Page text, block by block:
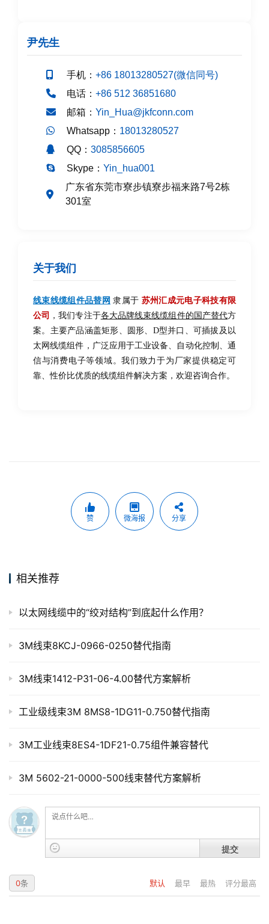
尹先生
手机： +86 18013280527(微信同号)
电话： +86 512 36851680
邮箱： Yin_Hua@jkfconn.com
Whatsapp： 18013280527
QQ： 3085856605
Skype： Yin_hua001
广东省东莞市寮步镇寮步福来路7号2栋
301室
关于我们
线束线缆组件品替网 隶属于 苏州汇成元电子科技有限
公司 ，我们专注于各大品牌线束线缆组件的国产替代方
案。主要产品涵盖矩形、圆形、D型并口、可插拔及以
太网线缆组件，广泛应用于工业设备、自动化控制、通
信与消费电子等领域。我们致力于为厂家提供稳定可
靠、性价比优质的线缆组件解决方案，欢迎咨询合作。
赞 微海报 分享
相关推荐
以太网线缆中的“绞对结构”到底起什么作用？
3M线束8KCJ-0966-0250替代指南
3M线束1412-P31-06-4.00替代方案解析
工业级线束3M 8MS8-1DG11-0.750替代指南
3M工业线束8ES4-1DF21-0.75组件兼容替代
3M 5602-21-0000-500线束替代方案解析
提交
默认 最早 最热 评分最高
0条